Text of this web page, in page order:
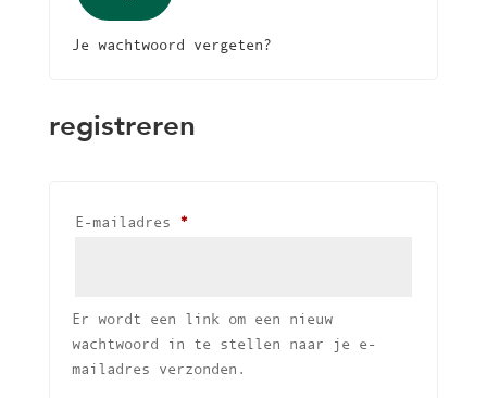
Je wachtwoord vergeten?
registreren
E-mailadres *Vereist
Er wordt een link om een nieuw
wachtwoord in te stellen naar je e-
mailadres verzonden.